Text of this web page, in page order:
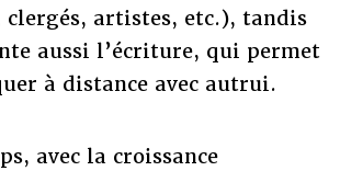
artistes, etc.), tandis
aussi l’écriture, qui permet
à distance avec autrui.
avec la croissance